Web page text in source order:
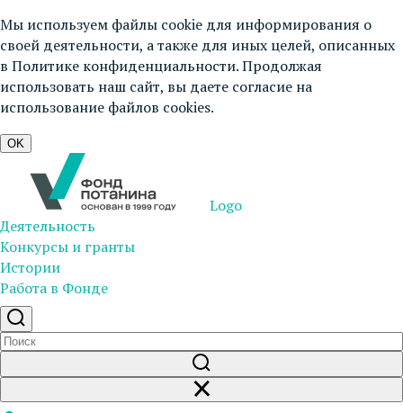
Мы используем файлы cookie для информирования о
своей деятельности, а также для иных целей, описанных
в Политике конфиденциальности. Продолжая
использовать наш сайт, вы даете согласие на
использование файлов cookies.
OK
Logo
Деятельность
Конкурсы и гранты
Истории
Работа в Фонде